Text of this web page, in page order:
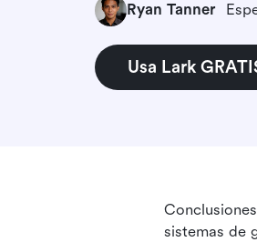
Ryan Tanner
Usa Lark
sistemas de